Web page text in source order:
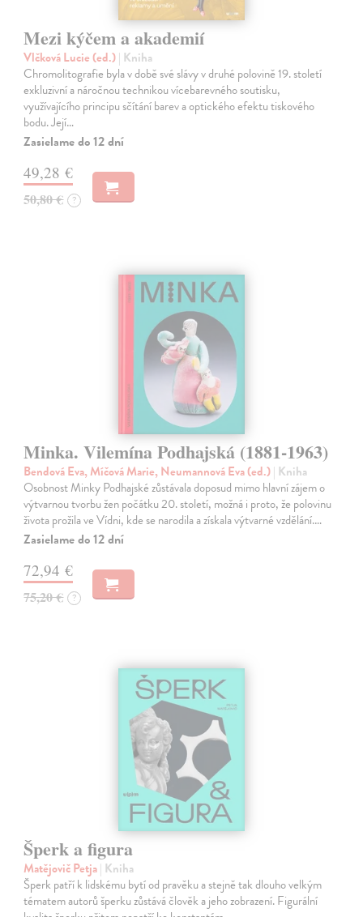
Mezi kýčem a akademií
Vlčková Lucie (ed.)| Kniha
Chromolitografie byla v době své slávy v druhé polovině 19. století
exkluzivní a náročnou technikou vícebarevného soutisku,
využívajícího principu sčítání barev a optického efektu tiskového
bodu. Její…
Zasielame do 12 dní
49,28 €
50,80 € ?
Minka. Vilemína Podhajská (1881-1963)
Bendová Eva, Míčová Marie, Neumannová Eva (ed.)| Kniha
Osobnost Minky Podhajské zůstávala doposud mimo hlavní zájem o
výtvarnou tvorbu žen počátku 20. století, možná i proto, že polovinu
života prožila ve Vídni, kde se narodila a získala výtvarné vzdělání.…
Zasielame do 12 dní
72,94 €
75,20 € ?
Šperk a figura
Matějovič Petja| Kniha
Šperk patří k lidskému bytí od pravěku a stejně tak dlouho velkým
tématem autorů šperku zůstává člověk a jeho zobrazení. Figurální